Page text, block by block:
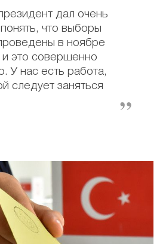
дал очень
что выборы
в ноябре
это совершенно
У нас есть работа,
следует заняться